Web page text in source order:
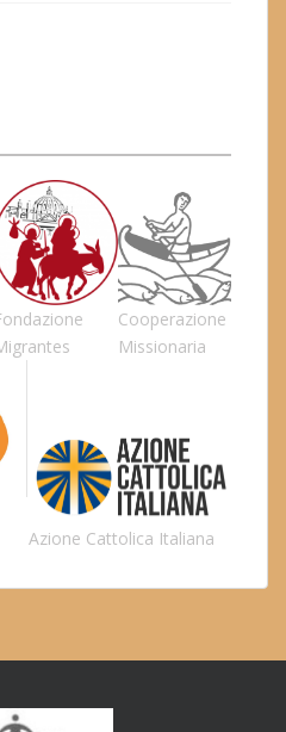
Cooperazione
Missionaria
Azione Cattolica Italiana